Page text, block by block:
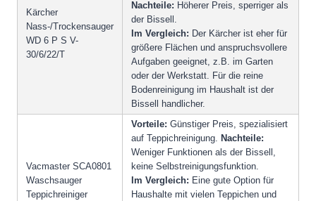
Kärcher
Nass-/Trockensauger
WD 6 P S V-
30/6/22/T
Nachteile: Höherer Preis, sperriger als
der Bissell.
Im Vergleich: Der Kärcher ist eher für
größere Flächen und anspruchsvollere
Aufgaben geeignet, z.B. im Garten
oder der Werkstatt. Für die reine
Bodenreinigung im Haushalt ist der
Bissell handlicher.
Vacmaster SCA0801
Waschsauger
Teppichreiniger
Vorteile: Günstiger Preis, spezialisiert
auf Teppichreinigung. Nachteile:
Weniger Funktionen als der Bissell,
keine Selbstreinigungsfunktion.
Im Vergleich: Eine gute Option für
Haushalte mit vielen Teppichen und